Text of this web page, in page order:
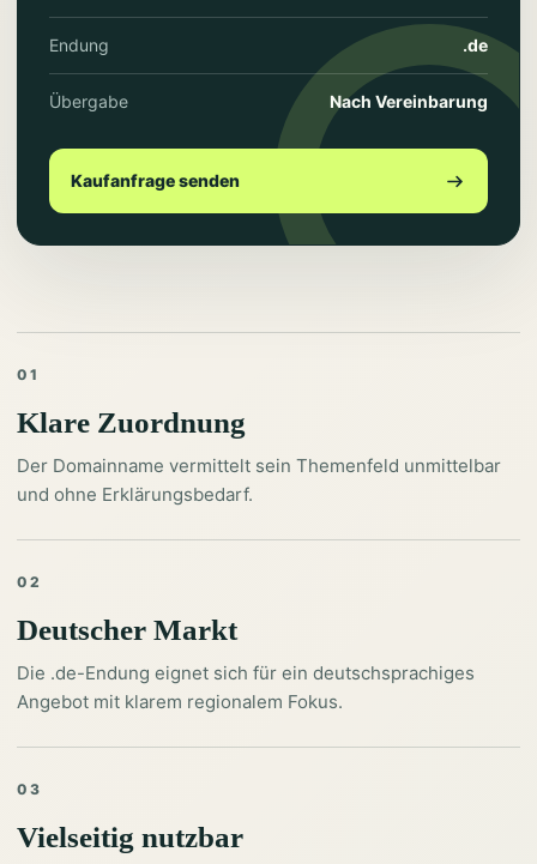
Endung .de
Übergabe Nach Vereinbarung
Kaufanfrage senden
01
Klare Zuordnung
Der Domainname vermittelt sein Themenfeld unmittelbar
und ohne Erklärungsbedarf.
02
Deutscher Markt
Die .de-Endung eignet sich für ein deutschsprachiges
Angebot mit klarem regionalem Fokus.
03
Vielseitig nutzbar